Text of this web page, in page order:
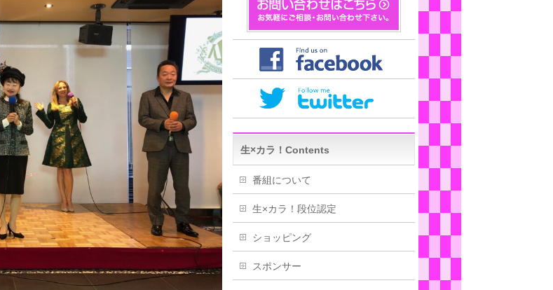
生×カラ！Contents
番組について
生×カラ！段位認定
ショッピング
スポンサー